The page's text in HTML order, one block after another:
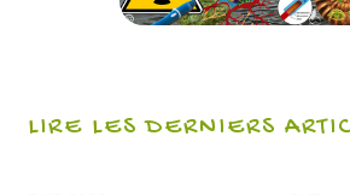
LIRE LES DERNIERS